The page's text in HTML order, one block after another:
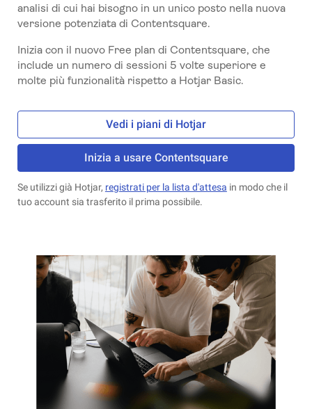
analisi di cui hai bisogno in un unico posto nella nuova
versione potenziata di Contentsquare.
Inizia con il nuovo Free plan di Contentsquare, che
include un numero di sessioni 5 volte superiore e
molte più funzionalità rispetto a Hotjar Basic.
Vedi i piani di Hotjar
Inizia a usare Contentsquare
Se utilizzi già Hotjar, registrati per la lista d'attesa in modo che il
tuo account sia trasferito il prima possibile.